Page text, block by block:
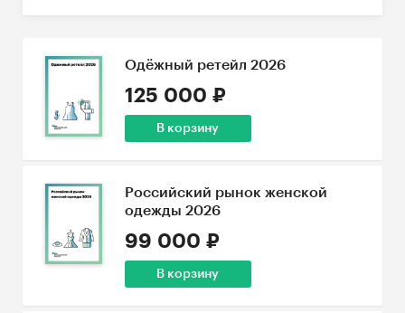
Одёжный ретейл 2026
125 000 ₽
В корзину
Российский рынок женской
одежды 2026
99 000 ₽
В корзину